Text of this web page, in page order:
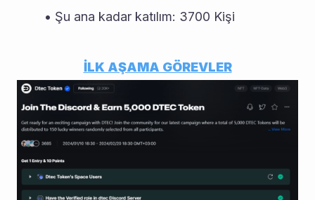
Şu ana kadar katılım: 3700 Kişi
İLK AŞAMA GÖREVLER